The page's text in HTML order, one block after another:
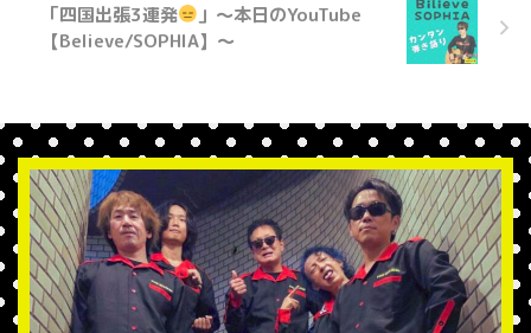
「四国出張3連発
」〜本日のYouTube
【Believe/SOPHIA】〜